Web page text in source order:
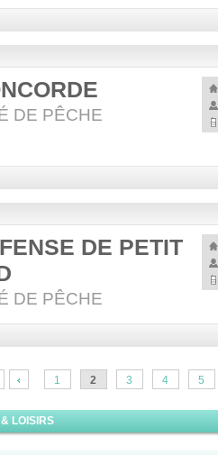
DE PÊCHE
DE PETIT
DE PÊCHE
1 2 3 4 5
LOISIRS